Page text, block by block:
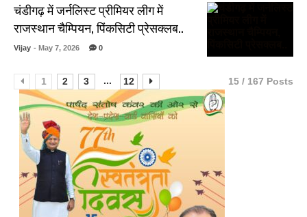
चंडीगढ़ में जर्नलिस्ट प्रीमियर लीग में
राजस्थान चैम्पियन, पिंकसिटी प्रेसक्लब..
Vijay - May 7, 2026 0
1 2 3 ... 12 15 / 167 Posts